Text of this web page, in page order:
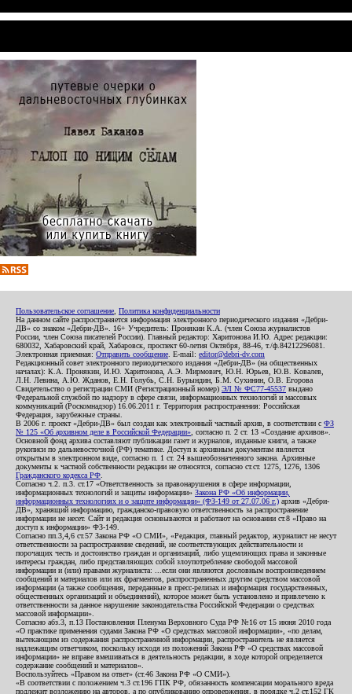
Пользовательское соглашение Политика конфиденциальности
На данном сайте распространяется информация электронного периодического издания «Дебри-
ДВ» со знаком «Дебри-ДВ». 16+ Учредитель: Пронякин К.А. (член Союза журналистов
России, член Союза писателей России). Главный редактор: Харитонова И.Ю. Адрес редакции:
680032, Хабаровский край, Хабаровск, проспект 60-летия Октября, 88-46, т./ф.84212296081.
Электронная приемная: Отправить сообщение . E-mail: editor@debri-dv.com
Редакционный совет электронного периодического издания «Дебри-ДВ» (на общественных
началах): К.А. Пронякин, И.Ю. Харитонова, А.Э. Мирмович, Ю.Н. Юрьев, Ю.В. Ковалев,
Л.Н. Левина, А.Ю. Жданов, Е.Н. Голубь, С.Н. Бурындин, Б.М. Сухинин, О.В. Егорова
Свидетельство о регистрации СМИ (Регистрационный номер) ЭЛ № ФС77-45537 выдано
Федеральной службой по надзору в сфере связи, информационных технологий и массовых
коммуникаций (Роскомнадзор) 16.06.2011 г. Территория распространения: Российская
Федерация, зарубежные страны.
В 2006 г. проект «Дебри-ДВ» был создан как электронный частный архив, в соответствии с ФЗ
№ 125 «Об архивном деле в Российской Федерации» , согласно п. 2 ст. 13 «Создание архивов».
Основной фонд архива составляют публикации газет и журналов, изданные книги, а также
рукописи по дальневосточной (РФ) тематике. Доступ к архивным документам является
открытым в электронном виде, согласно п. 1 ст. 24 вышеобозначенного закона. Архивные
документы к частной собственности редакции не относятся, согласно ст.ст. 1275, 1276, 1306
Гражданского кодекса РФ
Согласно ч.2. п.3. ст.17 «Ответственность за правонарушения в сфере информации,
информационных технологий и защиты информации» Закона РФ «Об информации,
информационных технологиях и о защите информации» (ФЗ-149 от 27.07.06 г.) архив «Дебри-
ДВ», хранящий информацию, гражданско-правовую ответственность за распространение
информации не несет. Сайт и редакция основываются и работают на основании ст.8 «Право на
доступ к информации» ФЗ-149.
Согласно пп.3,4,6 ст.57 Закона РФ «О СМИ», «Редакция, главный редактор, журналист не несут
ответственности за распространение сведений, не соответствующих действительности и
порочащих честь и достоинство граждан и организаций, либо ущемляющих права и законные
интересы граждан, либо представляющих собой злоупотребление свободой массовой
информации и (или) правами журналиста: ...если они являются дословным воспроизведением
сообщений и материалов или их фрагментов, распространенных другим средством массовой
информации (а также сообщения, переданные в пресс-релизах и информация государственных,
общественных организаций и объединений), которое может быть установлено и привлечено к
ответственности за данное нарушение законодательства Российской Федерации о средствах
массовой информации».
Согласно абз.3, п.13 Постановления Пленума Верховного Суда РФ №16 от 15 июня 2010 года
«О практике применения судами Закона РФ «О средствах массовой информации», «по делам,
вытекающим из содержания распространенной информации, распространитель не является
надлежащим ответчиком, поскольку исходя из положений Закона РФ «О средствах массовой
информации» не вправе вмешиваться в деятельность редакции, в ходе которой определяется
содержание сообщений и материалов».
Воспользуйтесь «Правом на ответ» (ст.46 Закона РФ «О СМИ»).
«В соответствии с положением ч.3 ст.196 ГПК РФ, обязанность компенсации морального вреда
подлежит возложению на авторов, а по опубликованию опровержения, в порядке ч.2 ст.152 ГК